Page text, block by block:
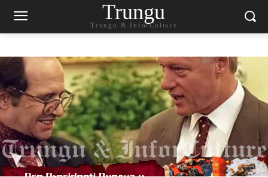
Trungu
Trungu & InforCulture